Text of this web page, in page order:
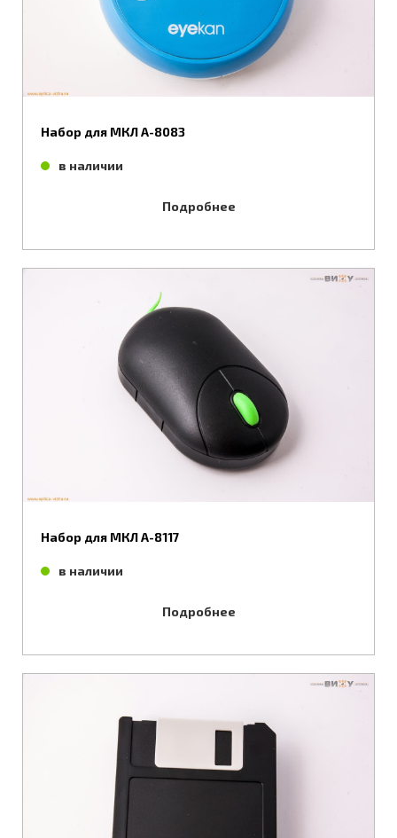
Набор для МКЛ А-8083
в наличии
Подробнее
Набор для МКЛ А-8117
в наличии
Подробнее